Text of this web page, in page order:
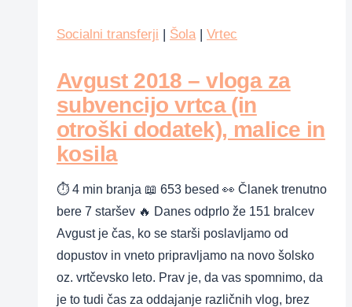
Socialni transferji | Šola | Vrtec
Avgust 2018 – vloga za
subvencijo vrtca (in
otroški dodatek), malice in
kosila
⏱ 4 min branja 📖 653 besed 👀 Članek trenutno
bere 7 staršev 🔥 Danes odprlo že 151 bralcev
Avgust je čas, ko se starši poslavljamo od
dopustov in vneto pripravljamo na novo šolsko
oz. vrtčevsko leto. Prav je, da vas spomnimo, da
je to tudi čas za oddajanje različnih vlog, brez